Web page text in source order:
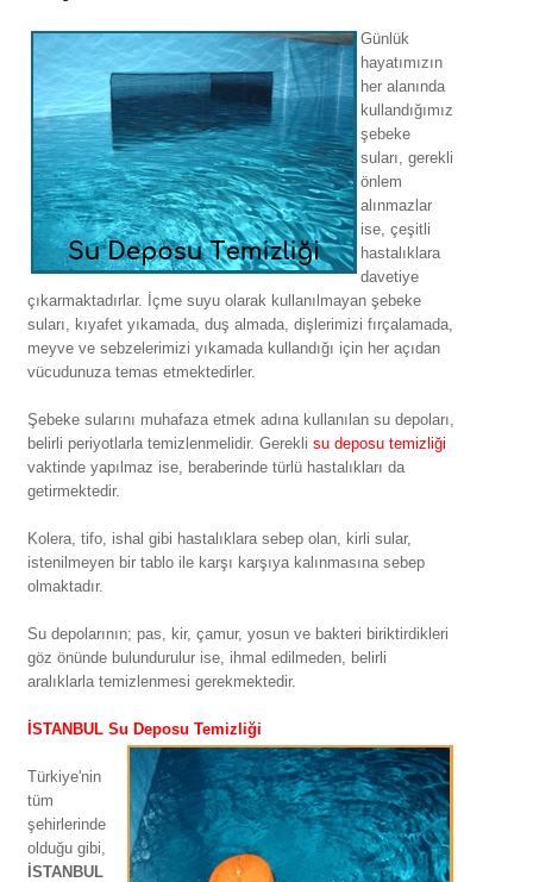
Günlük
hayatımızın
her alanında
kullandığımız
şebeke
suları, gerekli
önlem
alınmazlar
ise, çeşitli
hastalıklara
davetiye
çıkarmaktadırlar. İçme suyu olarak kullanılmayan şebeke
suları, kıyafet yıkamada, duş almada, dişlerimizi fırçalamada,
meyve ve sebzelerimizi yıkamada kullandığı için her açıdan
vücudunuza temas etmektedirler.
Şebeke sularını muhafaza etmek adına kullanılan su depoları,
belirli periyotlarla temizlenmelidir. Gerekli su deposu temizliği
vaktinde yapılmaz ise, beraberinde türlü hastalıkları da
getirmektedir.
Kolera, tifo, ishal gibi hastalıklara sebep olan, kirli sular,
istenilmeyen bir tablo ile karşı karşıya kalınmasına sebep
olmaktadır.
Su depolarının; pas, kir, çamur, yosun ve bakteri biriktirdikleri
göz önünde bulundurulur ise, ihmal edilmeden, belirli
aralıklarla temizlenmesi gerekmektedir.
İSTANBUL Su Deposu Temizliği
Türkiye'nin
tüm
şehirlerinde
olduğu gibi,
İSTANBUL